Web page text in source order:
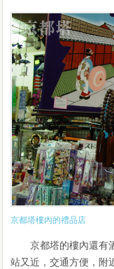
京都塔樓內的禮品店
京都塔的樓內還有酒
站又近，交通方便，附